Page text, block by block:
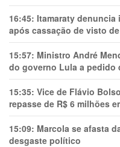
16:45: Itamaraty denuncia
após cassação de visto
15:57: Ministro André
do governo Lula a pedido
15:35: Vice de Flávio
repasse de R$ 6 milhões
15:09: Marcola se afasta
desgaste político